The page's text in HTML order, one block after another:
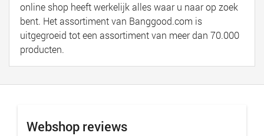
online shop heeft werkelijk alles waar u naar op zoek
bent. Het assortiment van Banggood.com is
uitgegroeid tot een assortiment van meer dan 70.000
producten.
Webshop reviews